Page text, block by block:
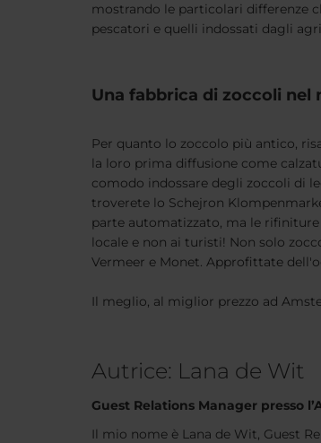
mostrando le particolari differenze
pescatori e quelli indossati dagli
Una fabbrica di zoccoli nel
Per quanto lo zoccolo più antico,
la loro prima diffusione come
comodo indossare degli zoccoli di
troverete lo Schejron
parte automatizzato, ma le
locale e non ai turisti! Non solo
Vermeer e Monet. Approfittate
Il meglio, al miglior prezzo ad
Autrice: Lana de Wit
Guest Relations Manager presso
Il mio nome è Lana de Wit, Guest